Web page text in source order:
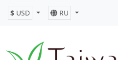
$ USD RU